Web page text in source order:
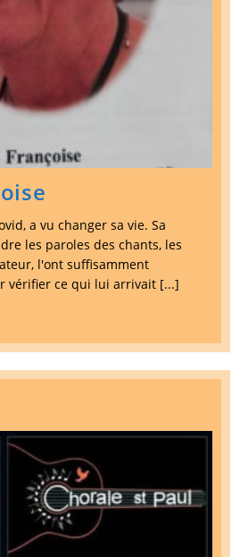
a vu changer sa vie. Sa
les paroles des chants, les
l'ont suffisamment
vérifier ce qui lui arrivait [...]